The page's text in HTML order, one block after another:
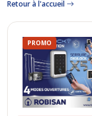
Retour à l'accueil
PROMO